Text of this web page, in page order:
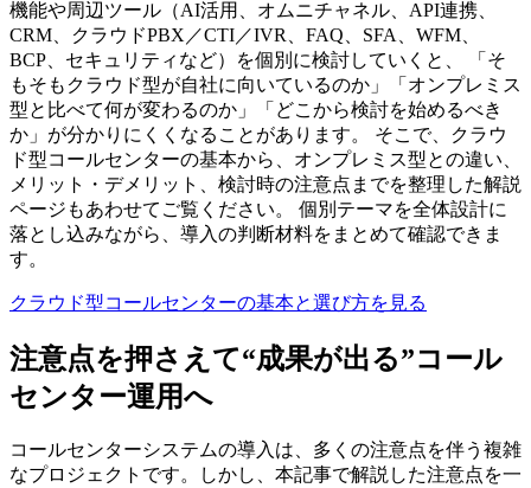
機能や周辺ツール（AI活用、オムニチャネル、API連携、
CRM、クラウドPBX／CTI／IVR、FAQ、SFA、WFM、
BCP、セキュリティなど）を個別に検討していくと、 「そ
もそもクラウド型が自社に向いているのか」「オンプレミス
型と比べて何が変わるのか」「どこから検討を始めるべき
か」が分かりにくくなることがあります。 そこで、クラウ
ド型コールセンターの基本から、オンプレミス型との違い、
メリット・デメリット、検討時の注意点までを整理した解説
ページもあわせてご覧ください。 個別テーマを全体設計に
落とし込みながら、導入の判断材料をまとめて確認できま
す。
クラウド型コールセンターの基本と選び方を見る
注意点を押さえて“成果が出る”コール
センター運用へ
コールセンターシステムの導入は、多くの注意点を伴う複雑
なプロジェクトです。しかし、本記事で解説した注意点を一